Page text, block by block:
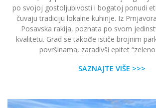
po svojoj gostoljubivosti i bogatoj ponudi
čuvaju tradiciju lokalne kuhinje. Iz
Posavska rakija, poznata po svom
kvalitetu. Grad se takođe ističe brojnim
površinama, zaradivši epitet
SAZNAJTE VIŠE >>>